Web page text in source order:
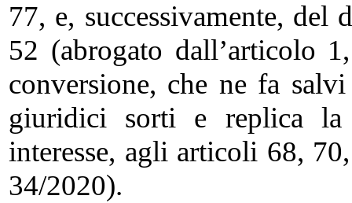
77, e, successivamente, del
52 (abrogato dall’articolo
conversione, che ne fa
giuridici sorti e replica
interesse, agli articoli 68,
34/2020).